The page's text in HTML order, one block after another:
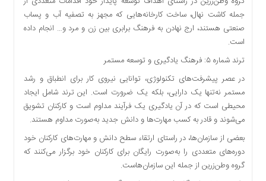
جمله کاشت نهال، ساخت کارخانه‌هایی که مجهز به تصفیه آب و پساب
صنعتی هستند، ارج نهادن به فرهنگ برابری بین زن و مرد و… انجام داده
است.
ترند شماره ۵: فرهنگ یادگیری و توسعه مستمر
در عصر پیشرفت‌های تکنولوژی، توانایی نیروی کار برای انطباق و رشد
مستمر نه‌تنها یک دارایی، بلکه یک ضرورت است. این ترند شامل ایجاد
محیطی است که در آن یادگیری یک فرآیند مداوم است و کارکنان تشویق
می‌شوند و قادر به کسب مهارت‌ها و دانش جدید به‌صورت مداوم هستند.
بعضی از سازمان‌ها، در راستای ارتقاء سطح دانش و مهارت‌های کارکنان خود
دوره‌های متعددی را به‌صورت رایگان برای کارکنان خود برگزار می‌کنند که
گروه وطن‌زرین از جمله این سازمان‌هاست.